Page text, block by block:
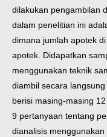
dilakukan pengambilan
dalam penelitian ini
dimana jumlah apotek
apotek. Didapatkan
menggunakan teknik
diambil secara
berisi masing-masing
9 pertanyaan tentang
dianalisis